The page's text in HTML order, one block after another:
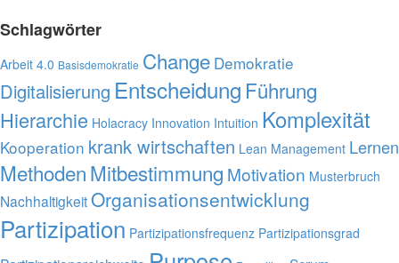
Schlagwörter
Arbeit 4.0 Basisdemokratie Change Demokratie
Digitalisierung Entscheidung Führung
Hierarchie Holacracy Innovation Intuition Komplexität
Kooperation krank wirtschaften Lean Management Lernen
MethodenMitbestimmung Motivation Musterbruch
NachhaltigkeitOrganisationsentwicklung
Partizipation Partizipationsfrequenz Partizipationsgrad